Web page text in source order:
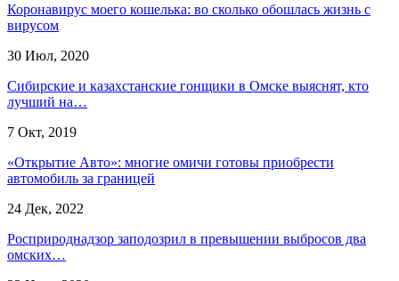
Коронавирус моего кошелька: во сколько обошлась жизнь с
вирусом
30 Июл, 2020
Сибирские и казахстанские гонщики в Омске выяснят, кто
лучший на…
7 Окт, 2019
«Открытие Авто»: многие омичи готовы приобрести
автомобиль за границей
24 Дек, 2022
Росприроднадзор заподозрил в превышении выбросов два
омских…